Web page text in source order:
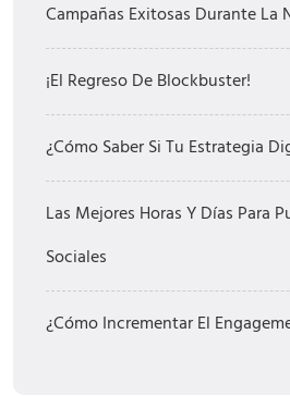
Campañas Exitosas Durante La
¡El Regreso De Blockbuster!
¿Cómo Saber Si Tu Estrategia
Las Mejores Horas Y Días Para
Sociales
¿Cómo Incrementar El